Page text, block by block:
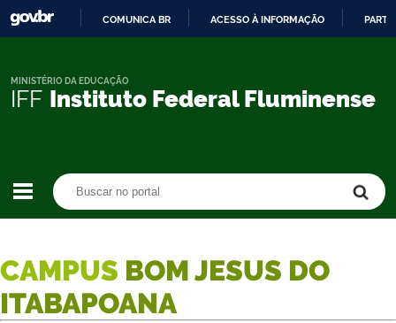
CONTEÚDO
COMUNICA BR ACESSO À INFORMAÇÃO
IFF Instituto Federal Fluminense
MINISTÉRIO DA EDUCAÇÃO
CAMPUS BOM JESUS DO
ITABAPOANA